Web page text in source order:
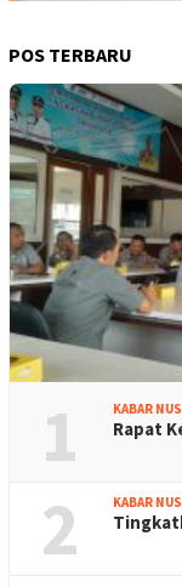
POS TERBARU
1 KABAR
Rapat
2 KABAR